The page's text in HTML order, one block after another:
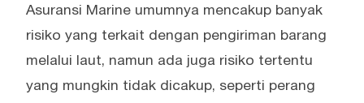
Asuransi Marine umumnya mencakup banyak
risiko yang terkait dengan pengiriman barang
melalui laut, namun ada juga risiko tertentu
yang mungkin tidak dicakup, seperti perang